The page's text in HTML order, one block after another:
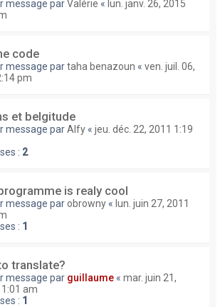
message parValérie « lun. janv. 26, 2015
code
message partaha benazoun « ven. juil. 06,
pm
et belgitude
message parAlfy « jeu. déc. 22, 2011 1:19
: 2
is realy cool
message parobrowny « lun. juin 27, 2011
: 1
translate?
message par guillaume « mar. juin 21,
am
: 1